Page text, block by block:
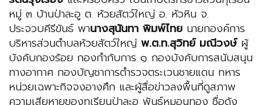
หมู่ ๓ บ้านป่าละอู ต. ห้วยสัตว์ใหญ่ อ. หัวหิน จ.
ประจวบคีรีขันธ์ พานางสุนันทา พิมพ์ไทย นายกองค์การ
บริหารส่วนตำบลห้วยสัตว์ใหญ่ พ.ต.ท.สุวิทย์ มณีวงษ์ผู้
บังคับกองร้อย กองกำกับการ ๑ กองบังคับการสนับสนุน
ทางอากาศ กองบัญชาการตำรวจตระเวนชายแดน ทหาร
หน่วยเฉพาะกิจจงอางศึก และผู้สื่อข่าวลงพื้นที่ดูสภาพ
ความเสียหายของทุเรียนป่าละอู พันธุ์หมอนทอง ชื่อดัง